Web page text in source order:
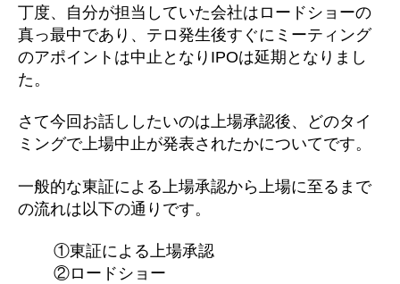
丁度、自分が担当していた会社はロードショーの
真っ最中であり、テロ発生後すぐにミーティング
のアポイントは中止となりIPOは延期となりまし
た。
さて今回お話ししたいのは上場承認後、どのタイ
ミングで上場中止が発表されたかについてです。
一般的な東証による上場承認から上場に至るまで
の流れは以下の通りです。
①東証による上場承認
②ロードショー